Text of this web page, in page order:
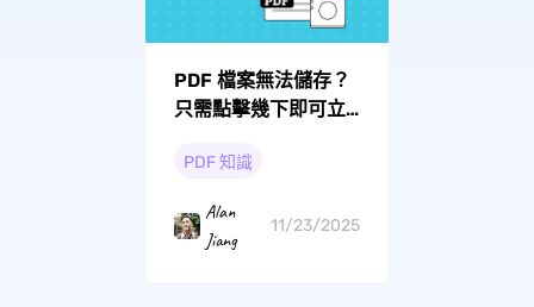
PDF 檔案無法儲存？
只需點擊幾下即可立
PDF 知識
Alan
Jiang
11/23/2025